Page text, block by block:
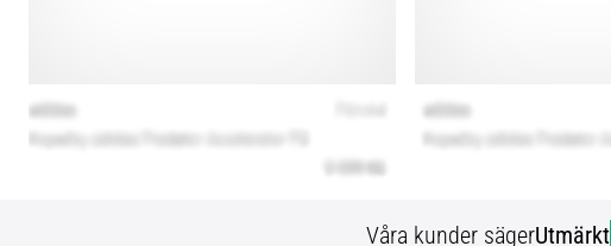
Våra kunder sägerUtmärkt